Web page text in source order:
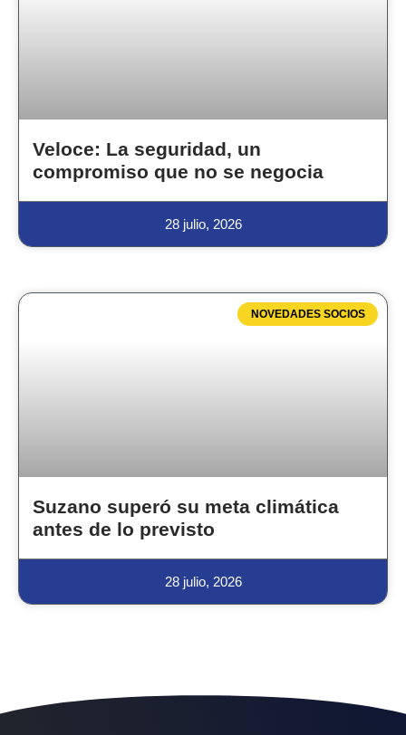
Veloce: La seguridad, un
compromiso que no se negocia
28 julio, 2026
NOVEDADES SOCIOS
Suzano superó su meta climática
antes de lo previsto
28 julio, 2026